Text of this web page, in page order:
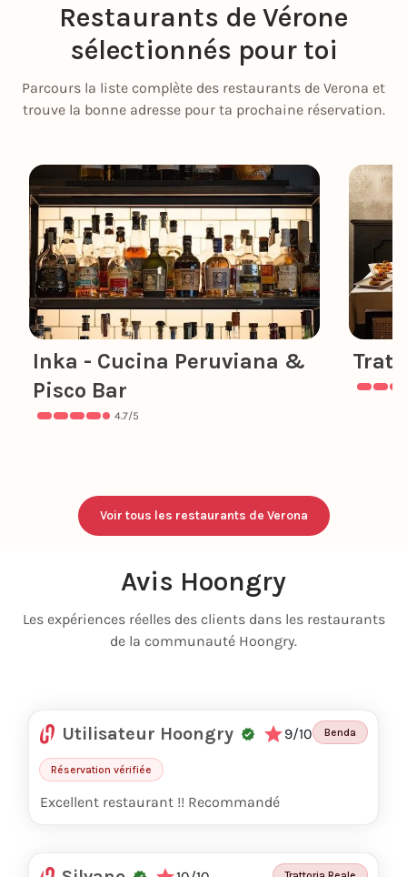
Restaurants de Vérone
sélectionnés pour toi
Parcours la liste complète des restaurants de Verona et
trouve la bonne adresse pour ta prochaine réservation.
Inka - Cucina Peruviana &
Pisco Bar
4.7/5
Voir tous les restaurants de Verona
Avis Hoongry
Les expériences réelles des clients dans les restaurants
de la communauté Hoongry.
Utilisateur Hoongry 9/10 Benda
Réservation vérifiée
Excellent restaurant !! Recommandé